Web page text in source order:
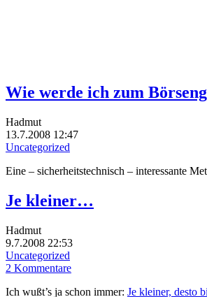
Wie werde ich zum
Hadmut
13.7.2008 12:47
Uncategorized
Eine – sicherheitstechnisch – interessante
Je kleiner…
Hadmut
9.7.2008 22:53
Uncategorized
2 Kommentare
Ich wußt’s ja schon immer: Je kleiner, desto